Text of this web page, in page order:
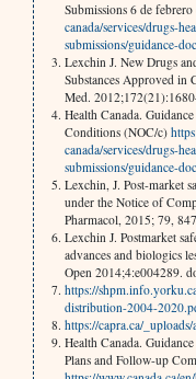
Submissions 6 de
canada/services/drugs-
submissions/guidance-
Lexchin J. New Drugs
Substances Approved in
Med.
Health Canada.
Conditions (NOC/c)
canada/services/drugs-
submissions/guidance-
Lexchin, J. Post-market
under the Notice of
Pharmacol, 2015; 79,
Lexchin J. Postmarket
advances and biologics
Open 2014;4:e004289.
https://
distribution-2004-
https://capra.ca/
Health Canada.
Plans and Follow-up